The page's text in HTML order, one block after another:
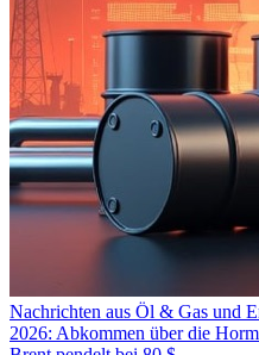
Nachrichten aus Öl & Gas und
2026: Abkommen über die